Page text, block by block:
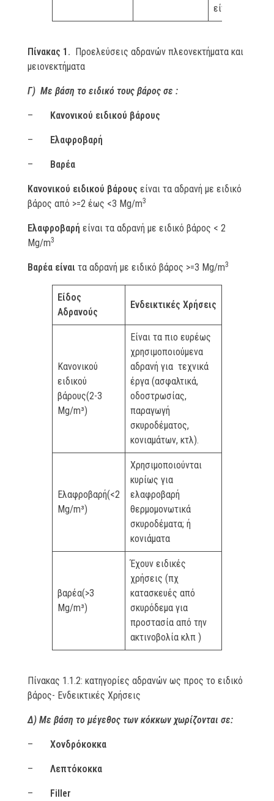
είναι αυξημένο
Πίνακας 1. Προελεύσεις αδρανών πλεονεκτήματα και
μειονεκτήματα
Γ) Με βάση το ειδικό τους βάρος σε :
– Κανονικού ειδικού βάρους
– Ελαφροβαρή
– Βαρέα
Κανονικού ειδικού βάρους είναι τα αδρανή με ειδικό
βάρος από >=2 έως <3 Μg/m3
Ελαφροβαρή είναι τα αδρανή με ειδικό βάρος < 2
Μg/m3
Βαρέα είναι τα αδρανή με ειδικό βάρος >=3 Μg/m3
Είδος
Αδρανούς
Ενδεικτικές Χρήσεις
Κανονικού
ειδικού
βάρους(2-3
Mg/m³)
Είναι τα πιο ευρέως
χρησιμοποιούμενα
αδρανή για τεχνικά
έργα (ασφαλτικά,
οδοστρωσίας,
παραγωγή
σκυροδέματος,
κονιαμάτων, κτλ).
Ελαφροβαρή(<2
Mg/m³)
Χρησιμοποιούνται
κυρίως για
ελαφροβαρή
θερμομονωτικά
σκυροδέματα; ή
κονιάματα
βαρέα(>3
Mg/m³)
Έχουν ειδικές
χρήσεις (πχ
κατασκευές από
σκυρόδεμα για
προστασία από την
ακτινοβολία κλπ )
Πίνακας 1.1.2: κατηγορίες αδρανών ως προς το ειδικό
βάρος- Ενδεικτικές Χρήσεις
Δ) Με βάση το μέγεθος των κόκκων χωρίζονται σε:
– Xονδρόκοκκα
– Λεπτόκοκκα
– Filler